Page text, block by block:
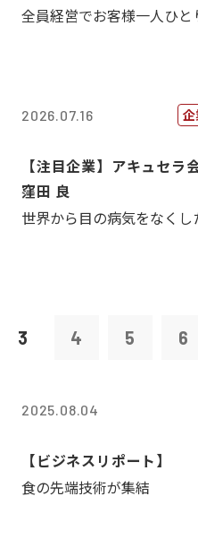
全員経営でお客様一人ひと
2026.07.16
【注目企業】アキュセラ
窪田 良
世界から目の病気をなくし
3 4 5 6
2025.08.04
【ビジネスリポート】
食の先端技術が集結